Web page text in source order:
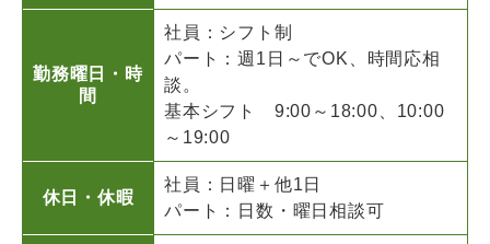
勤務曜日・時
間
社員：シフト制
パート：週1日～でOK、時間応相
談。
基本シフト 9:00～18:00、10:00
～19:00
休日・休暇
社員：日曜＋他1日
パート：日数・曜日相談可